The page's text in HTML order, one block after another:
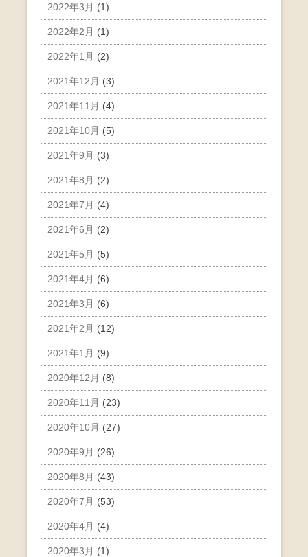
2022年3月 (1)
2022年2月 (1)
2022年1月 (2)
2021年12月 (3)
2021年11月 (4)
2021年10月 (5)
2021年9月 (3)
2021年8月 (2)
2021年7月 (4)
2021年6月 (2)
2021年5月 (5)
2021年4月 (6)
2021年3月 (6)
2021年2月 (12)
2021年1月 (9)
2020年12月 (8)
2020年11月 (23)
2020年10月 (27)
2020年9月 (26)
2020年8月 (43)
2020年7月 (53)
2020年4月 (4)
2020年3月 (1)